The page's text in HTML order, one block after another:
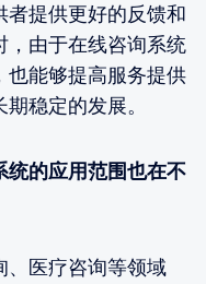
者提供更好的反馈和
，由于在线咨询系统
也能够提高服务提供
稳定的发展。
统的应用范围也在不
、医疗咨询等领域